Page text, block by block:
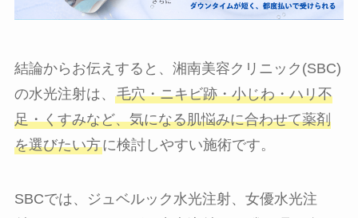
結論からお伝えすると、湘南美容クリニック(SBC)
の水光注射は、 毛穴・ニキビ跡・小じわ・ハリ不
足・くすみなど、気になる肌悩みに合わせて薬剤
を選びたい方に検討しやすい施術です。
SBCでは、ジュベルック水光注射、女優水光注